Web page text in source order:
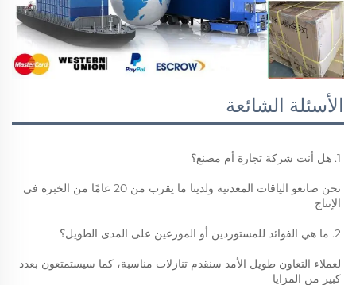
الأسئلة الشائعة
1. هل أنت شركة تجارة أم مصنع؟
الإنتاج
2. ما هي الفوائد للمستوردين أو الموزعين على المدى الطويل؟
كبير من المزايا